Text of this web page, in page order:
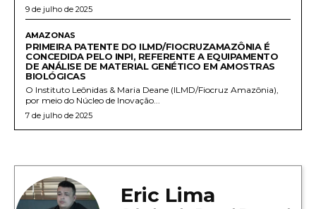
9 de julho de 2025
AMAZONAS
PRIMEIRA PATENTE DO ILMD/FIOCRUZAMAZÔNIA É
CONCEDIDA PELO INPI, REFERENTE A EQUIPAMENTO
DE ANÁLISE DE MATERIAL GENÉTICO EM AMOSTRAS
BIOLÓGICAS
O Instituto Leônidas & Maria Deane (ILMD/Fiocruz Amazônia),
por meio do Núcleo de Inovação...
7 de julho de 2025
Eric Lima